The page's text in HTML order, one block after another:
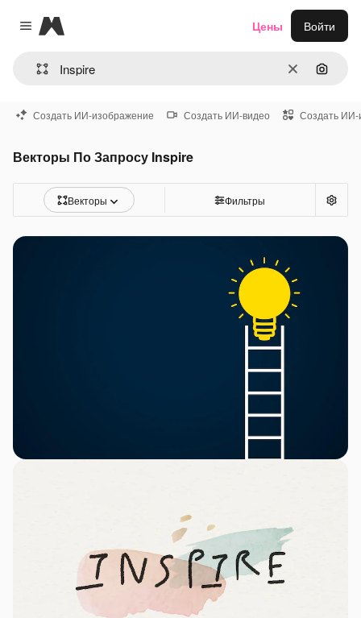
Close menu
Magnific
ОчиститьПоиск
Цены Войти
Создать ИИ-изображение Создать ИИ-видео Создать ИИ-
Векторы По Запросу Inspire
Векторы Фильтры